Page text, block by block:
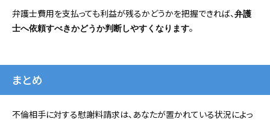
弁護士費用を支払っても利益が残るかどうかを把握できれば、弁護
士へ依頼すべきかどうか判断しやすくなります。
まとめ
不倫相手に対する慰謝料請求は、あなたが置かれている状況によっ